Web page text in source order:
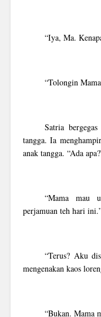
“Iya, Ma.
“Tolongin
Satria
tangga. Ia
anak tangga. “Ada
“Mama mau
perjamuan teh hari
“Terus? Aku
mengenakan kaos
“Bukan. Mama